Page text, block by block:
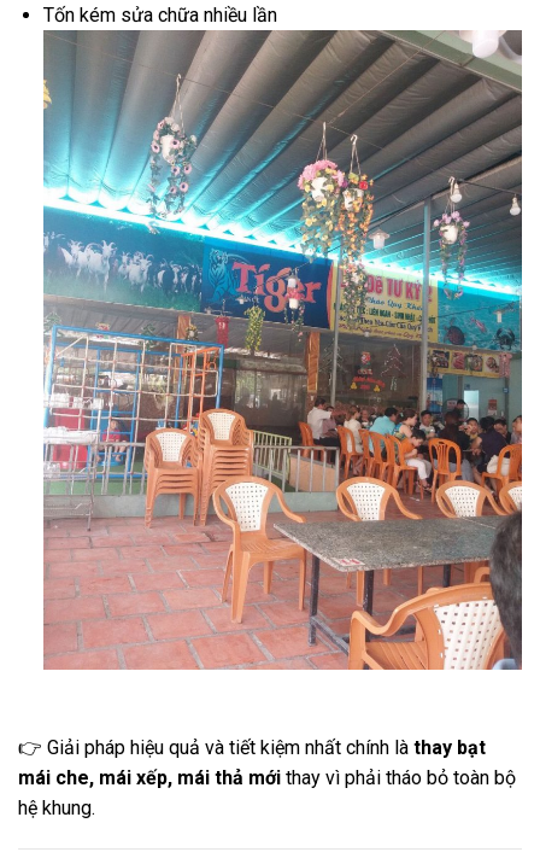
Tốn kém sửa chữa nhiều lần
👉 Giải pháp hiệu quả và tiết kiệm nhất chính là thay bạt
mái che, mái xếp, mái thả mới thay vì phải tháo bỏ toàn bộ
hệ khung.